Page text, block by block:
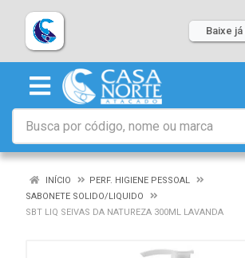
Baixe
INÍCIO
PERF. HIGIENE PESSOAL
SABONETE SOLIDO/LIQUIDO
SBT LIQ SEIVAS DA NATUREZA 300ML LAVANDA